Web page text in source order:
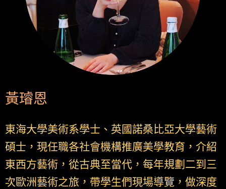
黃璿恩
東海大學美術系學士、英國諾桑比亞大學藝術
碩士，現任職各社會機構推廣美學教育，介紹
東西方藝術，從古典至當代，每年規劃二到三
次歐洲藝術之旅，帶學生們現場導覽，做深度